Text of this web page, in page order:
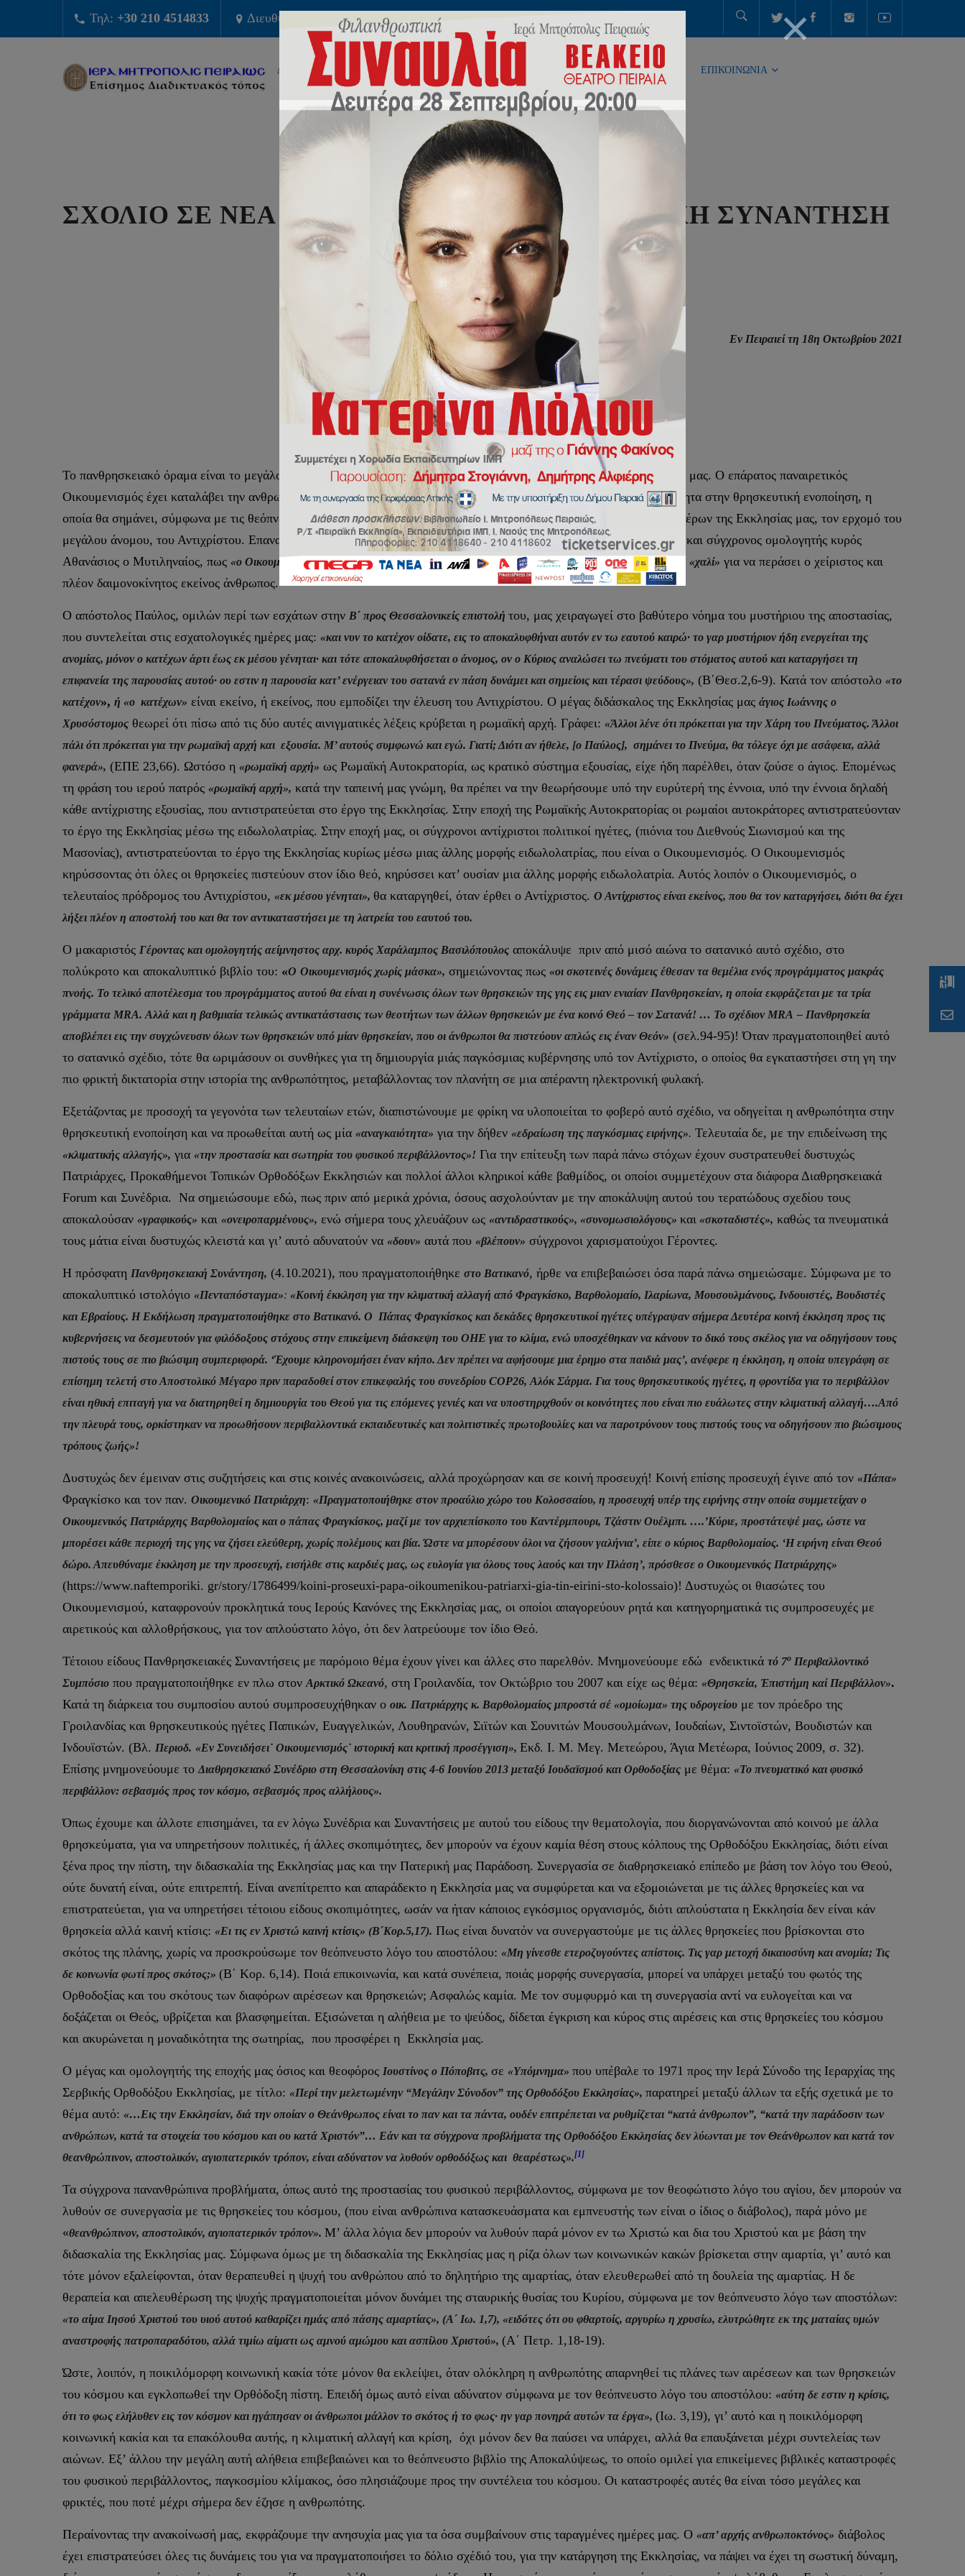
Τηλ: +30 210 4514833 Διευθυνση: Φίλωνος 45
ΔΙΟΙΚΗΣΗ ΠΟΙΜΑΝΤΙΚΗ ΕΚΠΑΙΔΕΥΣΗ Μ.Μ.Ε ΝΕΟΤΗΤΑ ΕΠΙΚΟΙΝΩΝΙΑ
ΣΧΟΛΙΟ ΣΕ ΝΕΑ ΠΡΟΚΛΗΤΙΚΗ ΔΙΑΘΡΗΣΚΕΙΑΚΗ ΣΥΝΑΝΤΗΣΗ
ΙΕΡΑ ΜΗΤΡΟΠΟΛΙΣ ΠΕΙΡΑΙΩΣ
ΓΡΑΦΕΙΟ ΕΠΙ ΤΩΝ ΑΙΡΕΣΕΩΝ ΚΑΙ ΤΩΝ ΠΑΡΑΘΡΗΣΚΕΙΩΝ
Εν Πειραιεί τη 18η Οκτωβρίου 2021
ΣΧΟΛΙΟ ΣΕ ΝΕΑ ΠΡΟΚΛΗΤΙΚΗ ΔΙΑΘΡΗΣΚΕΙΑΚΗ ΣΥΝΑΝΤΗΣΗ
Το πανθρησκειακό όραμα είναι το μεγάλο ζητούμενο στην αποστατημένη και πνευματικά αποπροσανατολισμένη εποχή μας. Ο επάρατος παναιρετικός
Οικουμενισμός έχει καταλάβει την ανθρωπότητα ως νοητή αράχνη με τον δαιμονικό του ιστό και οδηγεί την ανθρωπότητα στην θρησκευτική ενοποίηση, η
οποία θα σημάνει, σύμφωνα με τις θεόπνευστες προρρήσεις της Ιεράς Αποκαλύψεως και των αγίων και θεοφόρων Πατέρων της Εκκλησίας μας, τον ερχομό του
μεγάλου άνομου, του Αντιχρίστου. Επαναλαμβάνουμε αυτό που τόνιζε συνεχώς ο μακαριστός μεγάλος χαρισματούχος και σύγχρονος ομολογητής κυρός
Αθανάσιος ο Μυτιληναίος, πως «ο Οικουμενισμός είναι ο τελευταίος πρόδρομος του Αντιχρίστου»,διότι αυτός θα στρώσει το «χαλί» για να περάσει ο χείριστος και
πλέον δαιμονοκίνητος εκείνος άνθρωπος.
Ο απόστολος Παύλος, ομιλών περί των εσχάτων στην Β΄ προς Θεσσαλονικείς επιστολή του, μας χειραγωγεί στο βαθύτερο νόημα του μυστήριου της αποστασίας,
που συντελείται στις εσχατολογικές ημέρες μας: «και νυν το κατέχον οίδατε, εις το αποκαλυφθήναι αυτόν εν τω εαυτού καιρώ· το γαρ μυστήριον ήδη ενεργείται της
ανομίας, μόνον ο κατέχων άρτι έως εκ μέσου γένηται· και τότε αποκαλυφθήσεται ο άνομος, ον ο Κύριος αναλώσει τω πνεύματι του στόματος αυτού και καταργήσει τη
επιφανεία της παρουσίας αυτού· ου εστιν η παρουσία κατ’ ενέργειαν του σατανά εν πάση δυνάμει και σημείοις και τέρασι ψεύδους», (Β΄Θεσ.2,6-9). Κατά τον απόστολο «το
κατέχον», ή «ο κατέχων» είναι εκείνο, ή εκείνος, που εμποδίζει την έλευση του Αντιχρίστου. Ο μέγας διδάσκαλος της Εκκλησίας μας άγιος Ιωάννης ο
Χρυσόστομος θεωρεί ότι πίσω από τις δύο αυτές αινιγματικές λέξεις κρύβεται η ρωμαϊκή αρχή. Γράφει: «Άλλοι λένε ότι πρόκειται για την Χάρη του Πνεύματος. Άλλοι
πάλι ότι πρόκειται για την ρωμαϊκή αρχή και εξουσία. Μ’ αυτούς συμφωνώ και εγώ. Γιατί; Διότι αν ήθελε, [ο Παύλος], σημάνει το Πνεύμα, θα τόλεγε όχι με ασάφεια, αλλά
φανερά», (ΕΠΕ 23,66). Ωστόσο η «ρωμαϊκή αρχή» ως Ρωμαϊκή Αυτοκρατορία, ως κρατικό σύστημα εξουσίας, είχε ήδη παρέλθει, όταν ζούσε ο άγιος. Επομένως
τη φράση του ιερού πατρός «ρωμαϊκή αρχή», κατά την ταπεινή μας γνώμη, θα πρέπει να την θεωρήσουμε υπό την ευρύτερή της έννοια, υπό την έννοια δηλαδή
κάθε αντίχριστης εξουσίας, που αντιστρατεύεται στο έργο της Εκκλησίας. Στην εποχή της Ρωμαϊκής Αυτοκρατορίας οι ρωμαίοι αυτοκράτορες αντιστρατεύονταν
το έργο της Εκκλησίας μέσω της ειδωλολατρίας. Στην εποχή μας, οι σύγχρονοι αντίχριστοι πολιτικοί ηγέτες, (πιόνια του Διεθνούς Σιωνισμού και της
Μασονίας), αντιστρατεύονται το έργο της Εκκλησίας κυρίως μέσω μιας άλλης μορφής ειδωλολατρίας, που είναι ο Οικουμενισμός. Ο Οικουμενισμός
κηρύσσοντας ότι όλες οι θρησκείες πιστεύουν στον ίδιο θεό, κηρύσσει κατ’ ουσίαν μια άλλης μορφής ειδωλολατρία. Αυτός λοιπόν ο Οικουμενισμός, ο
τελευταίος πρόδρομος του Αντιχρίστου, «εκ μέσου γένηται», θα καταργηθεί, όταν έρθει ο Αντίχριστος. Ο Αντίχριστος είναι εκείνος, που θα τον καταργήσει, διότι θα έχει
λήξει πλέον η αποστολή του και θα τον αντικαταστήσει με τη λατρεία του εαυτού του.
Ο μακαριστός Γέροντας και ομολογητής αείμνηστος αρχ. κυρός Χαράλαμπος Βασιλόπουλος αποκάλυψε πριν από μισό αιώνα το σατανικό αυτό σχέδιο, στο
πολύκροτο και αποκαλυπτικό βιβλίο του: «Ο Οικουμενισμός χωρίς μάσκα», σημειώνοντας πως «οι σκοτεινές δυνάμεις έθεσαν τα θεμέλια ενός προγράμματος μακράς
πνοής. Το τελικό αποτέλεσμα του προγράμματος αυτού θα είναι η συνένωσις όλων των θρησκειών της γης εις μιαν ενιαίαν Πανθρησκείαν, η οποία εκφράζεται με τα τρία
γράμματα MRA. Αλλά και η βαθμιαία τελικώς αντικατάστασις των θεοτήτων των άλλων θρησκειών με ένα κοινό Θεό – τον Σατανά! … Το σχέδιον MRA – Πανθρησκεία
αποβλέπει εις την συγχώνευσιν όλων των θρησκειών υπό μίαν θρησκείαν, που οι άνθρωποι θα πιστεύουν απλώς εις έναν Θεόν» (σελ.94-95)! Όταν πραγματοποιηθεί αυτό
το σατανικό σχέδιο, τότε θα ωριμάσουν οι συνθήκες για τη δημιουργία μιάς παγκόσμιας κυβέρνησης υπό τον Αντίχριστο, ο οποίος θα εγκαταστήσει στη γη την
πιο φρικτή δικτατορία στην ιστορία της ανθρωπότητος, μεταβάλλοντας τον πλανήτη σε μια απέραντη ηλεκτρονική φυλακή.
Εξετάζοντας με προσοχή τα γεγονότα των τελευταίων ετών, διαπιστώνουμε με φρίκη να υλοποιείται το φοβερό αυτό σχέδιο, να οδηγείται η ανθρωπότητα στην
θρησκευτική ενοποίηση και να προωθείται αυτή ως μία «αναγκαιότητα» για την δήθεν «εδραίωση της παγκόσμιας ειρήνης». Τελευταία δε, με την επιδείνωση της
«κλιματικής αλλαγής», για «την προστασία και σωτηρία του φυσικού περιβάλλοντος»! Για την επίτευξη των παρά πάνω στόχων έχουν συστρατευθεί δυστυχώς
Πατριάρχες, Προκαθήμενοι Τοπικών Ορθοδόξων Εκκλησιών και πολλοί άλλοι κληρικοί κάθε βαθμίδος, οι οποίοι συμμετέχουν στα διάφορα Διαθρησκειακά
Forum και Συνέδρια. Να σημειώσουμε εδώ, πως πριν από μερικά χρόνια, όσους ασχολούνταν με την αποκάλυψη αυτού του τερατώδους σχεδίου τους
αποκαλούσαν «γραφικούς» και «ονειροπαρμένους», ενώ σήμερα τους χλευάζουν ως «αντιδραστικούς», «συνομωσιολόγους» και «σκοταδιστές», καθώς τα πνευματικά
τους μάτια είναι δυστυχώς κλειστά και γι’ αυτό αδυνατούν να «δουν» αυτά που «βλέπουν» σύγχρονοι χαρισματούχοι Γέροντες.
Η πρόσφατη Πανθρησκειακή Συνάντηση, (4.10.2021), που πραγματοποιήθηκε στο Βατικανό, ήρθε να επιβεβαιώσει όσα παρά πάνω σημειώσαμε. Σύμφωνα με το
αποκαλυπτικό ιστολόγιο «Πενταπόσταγμα»: «Κοινή έκκληση για την κλιματική αλλαγή από Φραγκίσκο, Βαρθολομαίο, Ιλαρίωνα, Μουσουλμάνους, Ινδουιστές, Βουδιστές
και Εβραίους. Η Εκδήλωση πραγματοποιήθηκε στο Βατικανό. Ο Πάπας Φραγκίσκος και δεκάδες θρησκευτικοί ηγέτες υπέγραψαν σήμερα Δευτέρα κοινή έκκληση προς τις
κυβερνήσεις να δεσμευτούν για φιλόδοξους στόχους στην επικείμενη διάσκεψη του ΟΗΕ για το κλίμα, ενώ υποσχέθηκαν να κάνουν το δικό τους σκέλος για να οδηγήσουν τους
πιστούς τους σε πιο βιώσιμη συμπεριφορά. ‘Έχουμε κληρονομήσει έναν κήπο. Δεν πρέπει να αφήσουμε μια έρημο στα παιδιά μας’, ανέφερε η έκκληση, η οποία υπεγράφη σε
επίσημη τελετή στο Αποστολικό Μέγαρο πριν παραδοθεί στον επικεφαλής του συνεδρίου COP26, Αλόκ Σάρμα. Για τους θρησκευτικούς ηγέτες, η φροντίδα για το περιβάλλον
είναι ηθική επιταγή για να διατηρηθεί η δημιουργία του Θεού για τις επόμενες γενιές και να υποστηριχθούν οι κοινότητες που είναι πιο ευάλωτες στην κλιματική αλλαγή….Από
την πλευρά τους, ορκίστηκαν να προωθήσουν περιβαλλοντικά εκπαιδευτικές και πολιτιστικές πρωτοβουλίες και να παροτρύνουν τους πιστούς τους να οδηγήσουν πιο βιώσιμους
τρόπους ζωής»!
Δυστυχώς δεν έμειναν στις συζητήσεις και στις κοινές ανακοινώσεις, αλλά προχώρησαν και σε κοινή προσευχή! Κοινή επίσης προσευχή έγινε από τον «Πάπα»
Φραγκίσκο και τον παν. Οικουμενικό Πατριάρχη: «Πραγματοποιήθηκε στον προαύλιο χώρο του Κολοσσαίου, η προσευχή υπέρ της ειρήνης στην οποία συμμετείχαν ο
Οικουμενικός Πατριάρχης Βαρθολομαίος και ο πάπας Φραγκίσκος, μαζί με τον αρχιεπίσκοπο του Καντέρμπουρι, Τζάστιν Ουέλμπι. ….’Κύριε, προστάτεψέ μας, ώστε να
μπορέσει κάθε περιοχή της γης να ζήσει ελεύθερη, χωρίς πολέμους και βία. Ώστε να μπορέσουν όλοι να ζήσουν γαλήνια’, είπε ο κύριος Βαρθολομαίος. ‘Η ειρήνη είναι Θεού
δώρο. Απευθύναμε έκκληση με την προσευχή, εισήλθε στις καρδιές μας, ως ευλογία για όλους τους λαούς και την Πλάση’, πρόσθεσε ο Οικουμενικός Πατριάρχης»
(https://www.naftemporiki. gr/story/1786499/koini-proseuxi-papa-oikoumenikou-patriarxi-gia-tin-eirini-sto-kolossaio)! Δυστυχώς οι θιασώτες του
Οικουμενισμού, καταφρονούν προκλητικά τους Ιερούς Κανόνες της Εκκλησίας μας, οι οποίοι απαγορεύουν ρητά και κατηγορηματικά τις συμπροσευχές με
αιρετικούς και αλλοθρήσκους, για τον απλούστατο λόγο, ότι δεν λατρεύουμε τον ίδιο Θεό.
Τέτοιου είδους Πανθρησκειακές Συναντήσεις με παρόμοιο θέμα έχουν γίνει και άλλες στο παρελθόν. Μνημονεύουμε εδώ ενδεικτικά τό 7ο Περιβαλλοντικό
Συμπόσιο που πραγματοποιήθηκε εν πλω στονΑρκτικό Ωκεανό, στη Γροιλανδία, τον Οκτώβριο του 2007 και είχε ως θέμα: «Θρησκεία, Ἐπιστήμη καί Περιβάλλον».
Κατά τη διάρκεια του συμποσίου αυτού συμπροσευχήθηκαν ο οικ. Πατριάρχης κ. Βαρθολομαίος μπροστά σέ «ομοίωμα» της υδρογείου με τον πρόεδρο της
Γροιλανδίας και θρησκευτικούς ηγέτες Παπικών, Ευαγγελικών, Λουθηρανών, Σιϊτών και Σουνιτών Μουσουλμάνων, Ιουδαίων, Σιντοϊστών, Βουδιστών και
Ινδουϊστών. (Βλ. Περιοδ. «Εν Συνειδήσει˙ Οικουμενισμός˙ ιστορική και κριτική προσέγγιση», Εκδ. Ι. Μ. Μεγ. Μετεώρου, Άγια Μετέωρα, Ιούνιος 2009, σ. 32).
Επίσης μνημονεύουμε τοΔιαθρησκειακό Συνέδριο στη Θεσσαλονίκη στις 4-6 Ιουνίου 2013 μεταξύ Ιουδαϊσμού και Ορθοδοξίας με θέμα: «Το πνευματικό και φυσικό
περιβάλλον: σεβασμός προς τον κόσμο, σεβασμός προς αλλήλους».
Όπως έχουμε και άλλοτε επισημάνει, τα εν λόγω Συνέδρια και Συναντήσεις με αυτού του είδους την θεματολογία, που διοργανώνονται από κοινού με άλλα
θρησκεύματα, για να υπηρετήσουν πολιτικές, ή άλλες σκοπιμότητες, δεν μπορούν να έχουν καμία θέση στους κόλπους της Ορθοδόξου Εκκλησίας, διότι είναι
ξένα προς την πίστη, την διδασκαλία της Εκκλησίας μας και την Πατερική μας Παράδοση. Συνεργασία σε διαθρησκειακό επίπεδο με βάση τον λόγο του Θεού,
ούτε δυνατή είναι, ούτε επιτρεπτή. Είναι ανεπίτρεπτο και απαράδεκτο η Εκκλησία μας να συμφύρεται και να εξομοιώνεται με τις άλλες θρησκείες και να
επιστρατεύεται, για να υπηρετήσει τέτοιου είδους σκοπιμότητες, ωσάν να ήταν κάποιος εγκόσμιος οργανισμός, διότι απλούστατα η Εκκλησία δεν είναι κάν
θρησκεία αλλά καινή κτίσις: «Ει τις εν Χριστώ καινή κτίσις» (Β΄Κορ.5,17). Πως είναι δυνατόν να συνεργαστούμε με τις άλλες θρησκείες που βρίσκονται στο
σκότος της πλάνης, χωρίς να προσκρούσωμε τον θεόπνευστο λόγο του αποστόλου: «Μη γίνεσθε ετεροζυγούντες απίστοις. Τις γαρ μετοχή δικαιοσύνη και ανομία; Τις
δε κοινωνία φωτί προς σκότος;» (Β΄ Κορ. 6,14). Ποιά επικοινωνία, και κατά συνέπεια, ποιάς μορφής συνεργασία, μπορεί να υπάρχει μεταξύ του φωτός της
Ορθοδοξίας και του σκότους των διαφόρων αιρέσεων και θρησκειών; Ασφαλώς καμία. Με τον συμφυρμό και τη συνεργασία αντί να ευλογείται και να
δοξάζεται οι Θεός, υβρίζεται και βλασφημείται. Εξισώνεται η αλήθεια με το ψεύδος, δίδεται έγκριση και κύρος στις αιρέσεις και στις θρησκείες του κόσμου
και ακυρώνεται η μοναδικότητα της σωτηρίας, που προσφέρει η Εκκλησία μας.
Ο μέγας και ομολογητής της εποχής μας όσιος και θεοφόρος Ιουστίνος ο Πόποβιτς, σε «Υπόμνημα» που υπέβαλε το 1971 προς την Ιερά Σύνοδο της Ιεραρχίας της
Σερβικής Ορθοδόξου Εκκλησίας, με τίτλο: «Περί την μελετωμένην “Μεγάλην Σύνοδον” της Ορθοδόξου Εκκλησίας», παρατηρεί μεταξύ άλλων τα εξής σχετικά με το
θέμα αυτό: «…Εις την Εκκλησίαν, διά την οποίαν ο Θεάνθρωπος είναι το παν και τα πάντα, ουδέν επιτρέπεται να ρυθμίζεται “κατά άνθρωπον”, “κατά την παράδοσιν των
ανθρώπων, κατά τα στοιχεία του κόσμου και ου κατά Χριστόν”… Εάν και τα σύγχρονα προβλήματα της Ορθοδόξου Εκκλησίας δεν λύωνται με τον Θεάνθρωπον και κατά τον
θεανθρώπινον, αποστολικόν, αγιοπατερικόν τρόπον, είναι αδύνατον να λυθούν ορθοδόξως και θεαρέστως».[1]
Τα σύγχρονα πανανθρώπινα προβλήματα, όπως αυτό της προστασίας του φυσικού περιβάλλοντος, σύμφωνα με τον θεοφώτιστο λόγο του αγίου, δεν μπορούν να
λυθούν σε συνεργασία με τις θρησκείες του κόσμου, (που είναι ανθρώπινα κατασκευάσματα και εμπνευστής των είναι ο ίδιος ο διάβολος), παρά μόνο με
«θεανθρώπινον, αποστολικόν, αγιοπατερικόν τρόπον». Μ’ άλλα λόγια δεν μπορούν να λυθούν παρά μόνον εν τω Χριστώ και δια του Χριστού και με βάση την
διδασκαλία της Εκκλησίας μας. Σύμφωνα όμως με τη διδασκαλία της Εκκλησίας μας η ρίζα όλων των κοινωνικών κακών βρίσκεται στην αμαρτία, γι’ αυτό και
τότε μόνον εξαλείφονται, όταν θεραπευθεί η ψυχή του ανθρώπου από το δηλητήριο της αμαρτίας, όταν ελευθερωθεί από τη δουλεία της αμαρτίας. Η δε
θεραπεία και απελευθέρωση της ψυχής πραγματοποιείται μόνον δυνάμει της σταυρικής θυσίας του Κυρίου, σύμφωνα με τον θεόπνευστο λόγο των αποστόλων:
«το αίμα Ιησού Χριστού του υιού αυτού καθαρίζει ημάς από πάσης αμαρτίας», (Α΄ Ιω. 1,7), «ειδότες ότι ου φθαρτοίς, αργυρίω η χρυσίω, ελυτρώθητε εκ της ματαίας υμών
αναστροφής πατροπαραδότου, αλλά τιμίω αίματι ως αμνού αμώμου και ασπίλου Χριστού», (Α΄ Πετρ. 1,18-19).
Ώστε, λοιπόν, η ποικιλόμορφη κοινωνική κακία τότε μόνον θα εκλείψει, όταν ολόκληρη η ανθρωπότης απαρνηθεί τις πλάνες των αιρέσεων και των θρησκειών
του κόσμου και εγκλοπωθεί την Ορθόδοξη πίστη. Επειδή όμως αυτό είναι αδύνατον σύμφωνα με τον θεόπνευστο λόγο του αποστόλου: «αύτη δε εστιν η κρίσις,
ότι το φως ελήλυθεν εις τον κόσμον και ηγάπησαν οι άνθρωποι μάλλον το σκότος ή το φως· ην γαρ πονηρά αυτών τα έργα», (Ιω. 3,19), γι’ αυτό και η ποικιλόμορφη
κοινωνική κακία και τα επακόλουθα αυτής, η κλιματική αλλαγή και κρίση, όχι μόνον δεν θα παύσει να υπάρχει, αλλά θα επαυξάνεται μέχρι συντελείας των
αιώνων. Εξ’ άλλου την μεγάλη αυτή αλήθεια επιβεβαιώνει και το θεόπνευστο βιβλίο της Αποκαλύψεως, το οποίο ομιλεί για επικείμενες βιβλικές καταστροφές
του φυσικού περιβάλλοντος, παγκοσμίου κλίμακος, όσο πλησιάζουμε προς την συντέλεια του κόσμου. Οι καταστροφές αυτές θα είναι τόσο μεγάλες και
φρικτές, που ποτέ μέχρι σήμερα δεν έζησε η ανθρωπότης.
Περαίνοντας την ανακοίνωσή μας, εκφράζουμε την ανησυχία μας για τα όσα συμβαίνουν στις ταραγμένες ημέρες μας. Ο «απ’ αρχής ανθρωποκτόνος» διάβολος
έχει επιστρατεύσει όλες τις δυνάμεις του για να πραγματοποιήσει το δόλιο σχέδιό του, για την κατάργηση της Εκκλησίας, να πάψει να έχει τη σωστική δύναμη,